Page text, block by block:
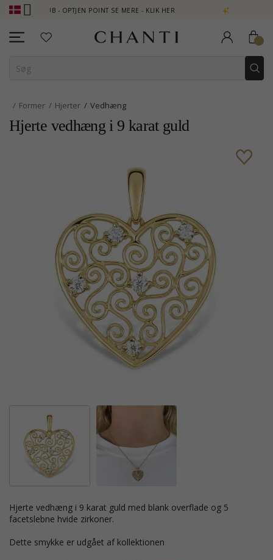
- OPTJEN POINT SE MERE - KLIK HER NEW COLLECTION |
Former Hjerter Vedhæng
Hjerte vedhæng i 9 karat guld
hjerte vedhæng i 9 karat guld med blank overflade og 5
facetslebne hvide zirkoner.
Dette smykke er udgået af kollektionen